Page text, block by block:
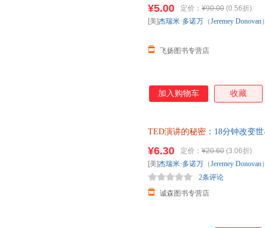
TED演讲作为样本展探讨演讲
其他任何演讲书或演讲理论都
电子发票！
¥5.00 定价： ¥90.00 (0.56折)
飞扬图书专营店
[美]杰瑞米·多诺万 （Jeremey Donovan
加入购物车 收藏
TED演讲的秘密 ：18分钟改变
电子发票。
¥6.30 定价： ¥20.60 (3.06折)
诚森图书专营店
2条评论
[美]杰瑞米·多诺万 （Jeremey Donovan